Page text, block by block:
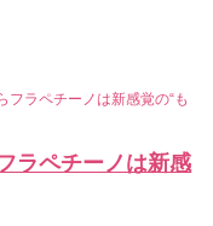
フラペチーノは新感覚の“も
ラペチーノは新感